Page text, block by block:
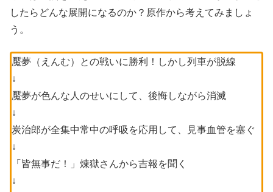
したらどんな展開になるのか？原作から考えてみましょ
う。
魘夢（えんむ）との戦いに勝利！しかし列車が脱線
↓
魘夢が色んな人のせいにして、後悔しながら消滅
↓
炭治郎が全集中常中の呼吸を応用して、見事血管を塞ぐ
↓
「皆無事だ！」煉獄さんから吉報を聞く
↓